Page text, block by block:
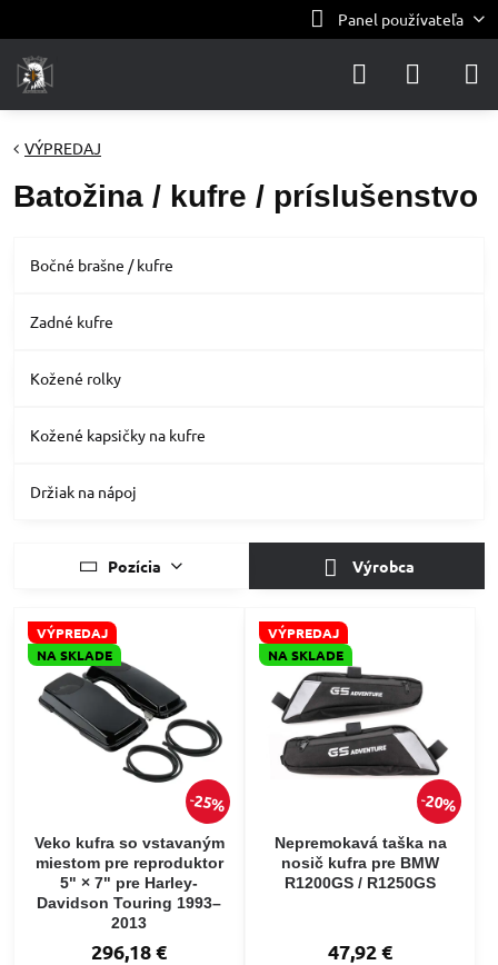
Panel používateľa
VÝPREDAJ
Batožina / kufre / príslušenstvo
Bočné brašne / kufre
Zadné kufre
Kožené rolky
Kožené kapsičky na kufre
Držiak na nápoj
Pozícia Výrobca
25%
VÝPREDAJ
NA SKLADE
Veko kufra so vstavaným
miestom pre reproduktor
5" × 7" pre Harley-
Davidson Touring 1993–
2013
296,18 €
20%
VÝPREDAJ
NA SKLADE
Nepremokavá taška na
nosič kufra pre BMW
R1200GS / R1250GS
47,92 €